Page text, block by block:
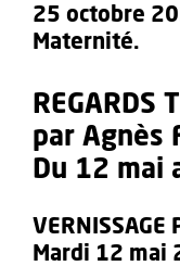
25 octobre
Maternité.
REGARDS
par Agnès
Du 12 mai
VERNISSAGE
Mardi 12 mai